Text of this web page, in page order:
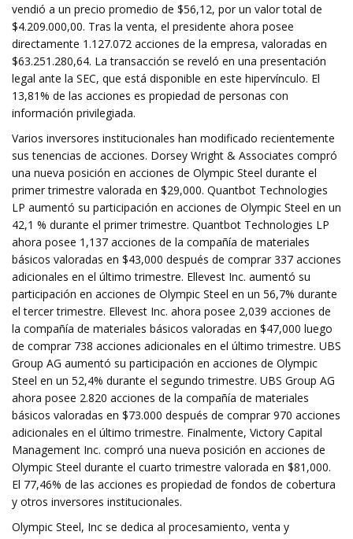
vendió a un precio promedio de $56,12, por un valor total de
$4.209.000,00. Tras la venta, el presidente ahora posee
directamente 1.127.072 acciones de la empresa, valoradas en
$63.251.280,64. La transacción se reveló en una presentación
legal ante la SEC, que está disponible en este hipervínculo. El
13,81% de las acciones es propiedad de personas con
información privilegiada.
Varios inversores institucionales han modificado recientemente
sus tenencias de acciones. Dorsey Wright & Associates compró
una nueva posición en acciones de Olympic Steel durante el
primer trimestre valorada en $29,000. Quantbot Technologies
LP aumentó su participación en acciones de Olympic Steel en un
42,1 % durante el primer trimestre. Quantbot Technologies LP
ahora posee 1,137 acciones de la compañía de materiales
básicos valoradas en $43,000 después de comprar 337 acciones
adicionales en el último trimestre. Ellevest Inc. aumentó su
participación en acciones de Olympic Steel en un 56,7% durante
el tercer trimestre. Ellevest Inc. ahora posee 2,039 acciones de
la compañía de materiales básicos valoradas en $47,000 luego
de comprar 738 acciones adicionales en el último trimestre. UBS
Group AG aumentó su participación en acciones de Olympic
Steel en un 52,4% durante el segundo trimestre. UBS Group AG
ahora posee 2.820 acciones de la compañía de materiales
básicos valoradas en $73.000 después de comprar 970 acciones
adicionales en el último trimestre. Finalmente, Victory Capital
Management Inc. compró una nueva posición en acciones de
Olympic Steel durante el cuarto trimestre valorada en $81,000.
El 77,46% de las acciones es propiedad de fondos de cobertura
y otros inversores institucionales.
Olympic Steel, Inc se dedica al procesamiento, venta y